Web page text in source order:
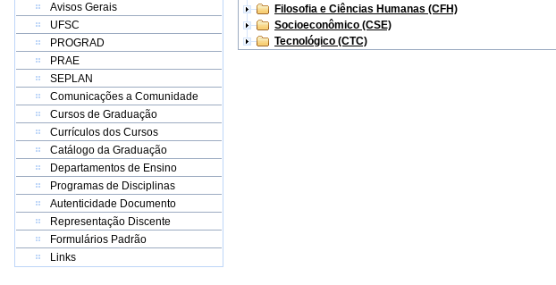
Avisos Gerais
UFSC
PROGRAD
PRAE
SEPLAN
Comunicações a Comunidade
Cursos de Graduação
Currículos dos Cursos
Catálogo da Graduação
Departamentos de Ensino
Programas de Disciplinas
Autenticidade Documento
Representação Discente
Formulários Padrão
Links
Filosofia e Ciências Humanas (CFH)
Socioeconômico (CSE)
Tecnológico (CTC)